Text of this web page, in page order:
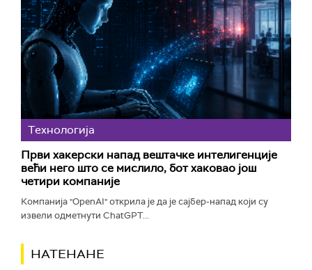
Технологијa
Први хакерски напад вештачке интелигенције
већи него што се мислило, бот хаковао још
четири компаније
Компанија "OpenAI" открила је да је сајбер-напад који су
извели одметнути ChatGPT...
НАТЕНАНЕ